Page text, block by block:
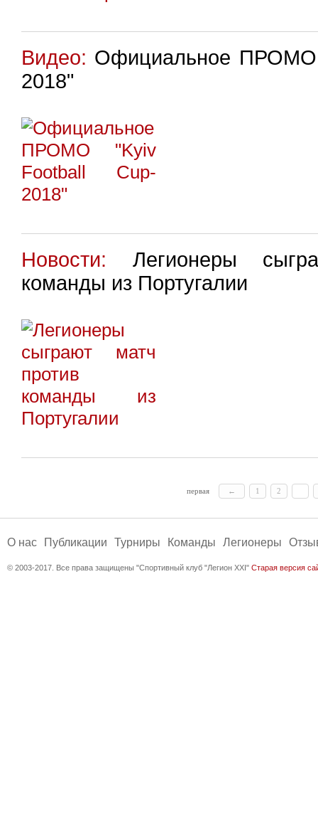
Видео: Официальное ПРОМО
2018"
Новости: Легионеры
команды из Португалии
первая ← 1 2
O нас Публикации Турниры Команды Легионеры
© 2003-2017. Все права защищены "Спортивный клуб "Легион XXI" Старая версия